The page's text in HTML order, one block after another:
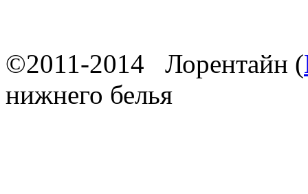
©2011-2014 Лорентайн (
нижнего белья